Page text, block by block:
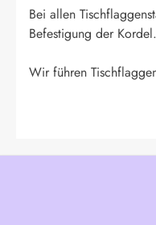
Bei allen
Befestigung der Kordel.
Wir führen